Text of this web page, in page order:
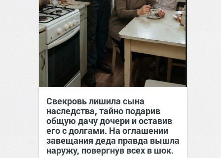
Свекровь лишила сына
наследства, тайно подарив
общую дачу дочери и оставив
его с долгами. На оглашении
завещания деда правда вышла
наружу, повергнув всех в шок.